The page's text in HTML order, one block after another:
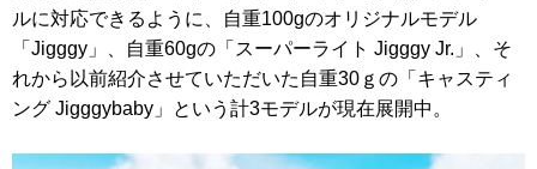
ルに対応できるように、自重100gのオリジナルモデル
「Jigggy」、自重60gの「スーパーライト Jigggy Jr.」、そ
れから以前紹介させていただいた自重30ｇの「キャスティ
ング Jigggybaby」という計3モデルが現在展開中。